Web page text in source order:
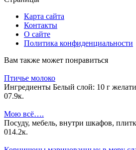
Карта сайта
Контакты
О сайте
Политика конфиденциальности
Вам также может понравиться
Птичье молоко
Ингредиенты Белый слой: 10 г
07.9к.
Мою всё….
Посуду, мебель, внутри шкафов,
014.2к.